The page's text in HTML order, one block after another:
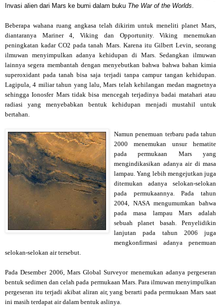
Invasi alien dari Mars ke bumi dalam buku The War of the Worlds
Beberapa wahana ruang angkasa telah dikirim untuk meneliti planet Mars,
diantaranya Mariner 4, Viking dan Opportunity. Viking menemukan
peningkatan kadar CO2 pada tanah Mars. Karena itu Gilbert Levin, seorang
ilmuwan menyimpulkan adanya kehidupan di Mars. Sedangkan ilmuwan
lainnya segera membantah dengan menyebutkan bahwa bahwa bahan kimia
superoxidant pada tanah bisa saja terjadi tanpa campur tangan kehidupan.
Lagipula, 4 miliar tahun yang lalu, Mars telah kehilangan medan magnetnya
sehingga Ionosfer Mars tidak bisa mencegah terjadinya badai matahari atau
radiasi yang menyebabkan bentuk kehidupan menjadi mustahil untuk
bertahan.
Namun penemuan terbaru pada tahun
2000 menemukan unsur hematite
pada permukaan Mars yang
mengindikasikan adanya air di masa
lampau. Yang lebih mengejutkan juga
ditemukan adanya selokan-selokan
pada permukaannya. Pada tahun
2004, NASA mengumumkan bahwa
pada masa lampau Mars adalah
sebuah planet basah. Penyelidikin
lanjutan pada tahun 2006 juga
mengkonfirmasi adanya penemuan
selokan-selokan air tersebut.
Pada Desember 2006, Mars Global Surveyor menemukan adanya pergeseran
bentuk sedimen dan celah pada permukaan Mars. Para ilmuwan menyimpulkan
pergeseran itu terjadi akibat aliran air, yang berarti pada permukaan Mars saat
ini masih terdapat air dalam bentuk aslinya.